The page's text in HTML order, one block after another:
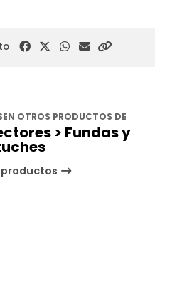
OTROS PRODUCTOS DE
> Fundas y